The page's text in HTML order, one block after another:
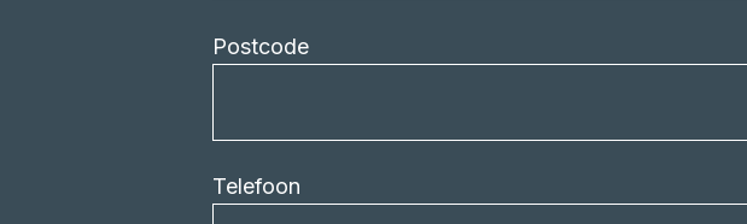
Postcode
Telefoon